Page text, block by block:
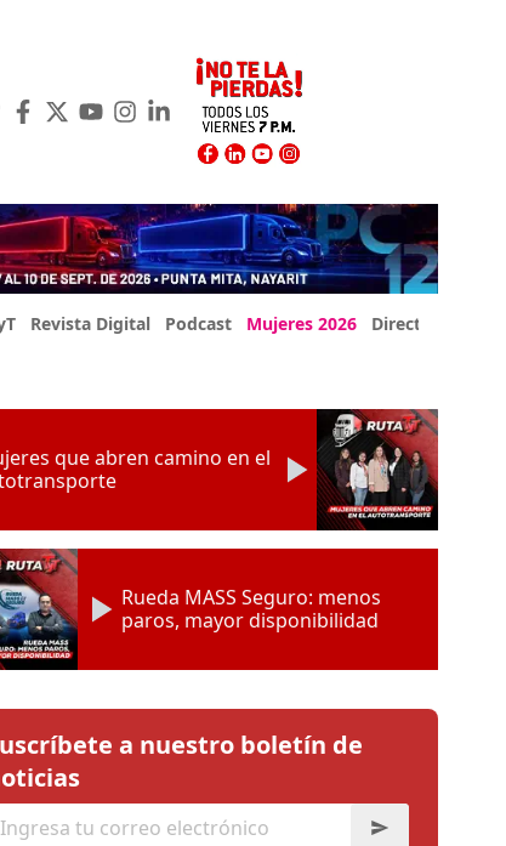
Revista Digital Podcast Mujeres 2026 Directorio Expo
que abren camino en el
Rueda MASS Seguro: menos
paros, mayor disponibilidad
a nuestro boletín de